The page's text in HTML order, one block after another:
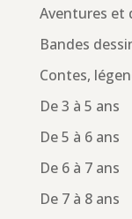
Aventures et
Bandes
Contes,
De 3 à 5 ans
De 5 à 6 ans
De 6 à 7 ans
De 7 à 8 ans